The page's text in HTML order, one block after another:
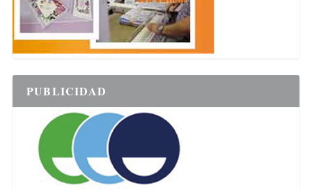
PUBLICIDAD